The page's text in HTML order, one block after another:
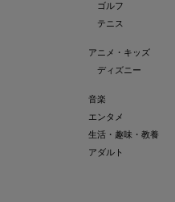
ゴルフ
テニス
アニメ・キッズ
ディズニー
音楽
エンタメ
生活・趣味・教養
アダルト